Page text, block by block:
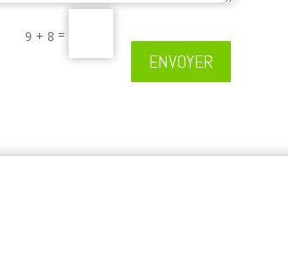
9 + 8 =
ENVOYER